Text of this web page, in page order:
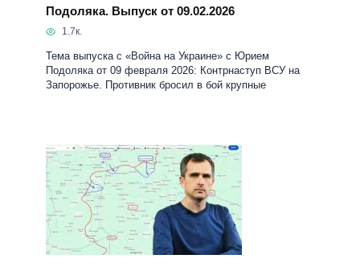
Подоляка. Выпуск от 09.02.2026
1.7к.
Тема выпуска с «Война на Украине» с Юрием
Подоляка от 09 февраля 2026: Контрнаступ ВСУ на
Запорожье. Противник бросил в бой крупные